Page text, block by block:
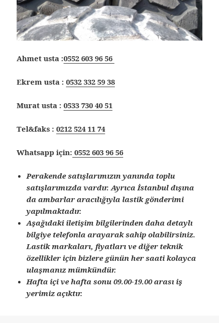
Ahmet usta :0552 603 96 56
Ekrem usta :0532 332 59 38
Murat usta :0533 730 40 51
Tel&faks :0212 524 11 74
Whatsapp için: 0552 603 96 56
Perakende satışlarımızın yanında toplu
satışlarımızda vardır. Ayrıca İstanbul dışına
da ambarlar aracılığıyla lastik gönderimi
yapılmaktadır.
Aşağıdaki iletişim bilgilerinden daha detaylı
bilgiye telefonla arayarak sahip olabilirsiniz.
Lastik markaları, fiyatları ve diğer teknik
özellikler için bizlere günün her saati kolayca
ulaşmanız mümkündür.
Hafta içi ve hafta sonu 09.00-19.00 arası iş
yerimiz açıktır.